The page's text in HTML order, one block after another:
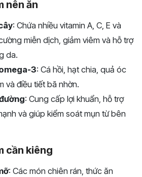
nên ăn
: Chứa nhiều vitamin A, C, E và
miễn dịch, giảm viêm và hỗ trợ
da.
3: Cá hồi, hạt chia, quả óc
và điều tiết bã nhờn.
: Cung cấp lợi khuẩn, hỗ trợ
và giúp kiểm soát mụn từ bên
cần kiêng
: Các món chiên rán, thức ăn